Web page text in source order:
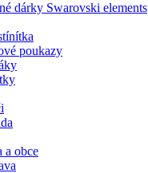
dárky Swarovski elements
poukazy
a obce